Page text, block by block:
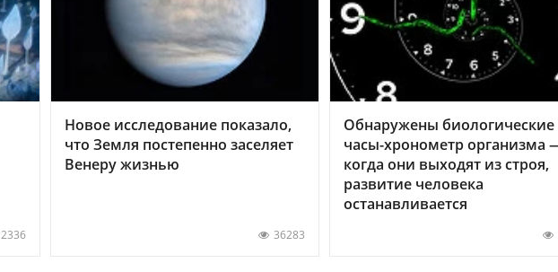
2336
Новое исследование показало,
что Земля постепенно заселяет
Венеру жизнью
36283
Обнаружены биологические
часы-хронометр организма
когда они выходят из строя,
развитие человека
останавливается